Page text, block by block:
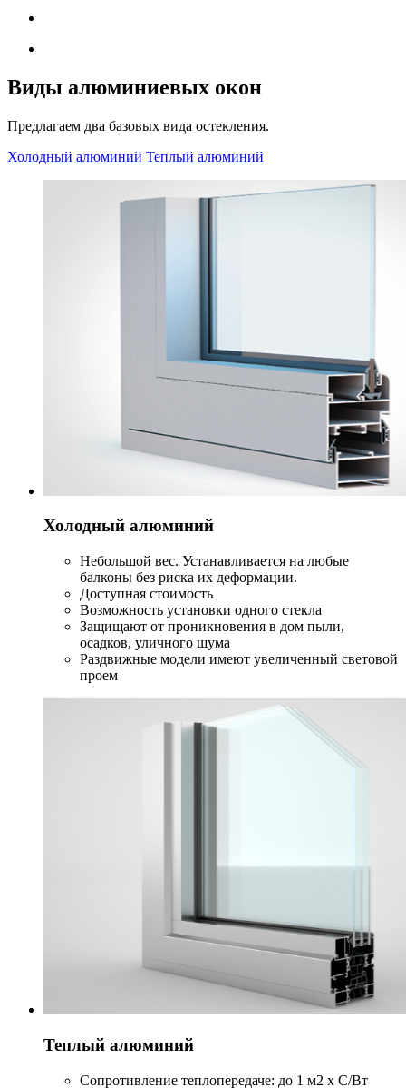
Виды алюминиевых окон
Предлагаем два базовых вида остекления.
Холодный алюминий Теплый алюминий
Холодный алюминий
Небольшой вес. Устанавливается на любые
балконы без риска их деформации.
Доступная стоимость
Возможность установки одного стекла
Защищают от проникновения в дом пыли,
осадков, уличного шума
Раздвижные модели имеют увеличенный световой
проем
Теплый алюминий
Сопротивление теплопередаче: до 1 м2 х С/Вт